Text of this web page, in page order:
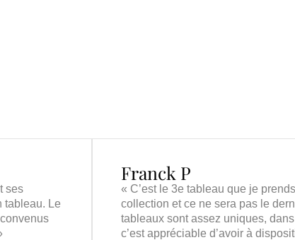
ses
tableau. Le
Franck P
« C’est le 3e tableau que je
collection et ce ne sera pas le
tableaux sont assez uniques,
c’est appréciable d’avoir à